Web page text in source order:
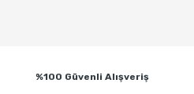
%100 Güvenli Alışveriş